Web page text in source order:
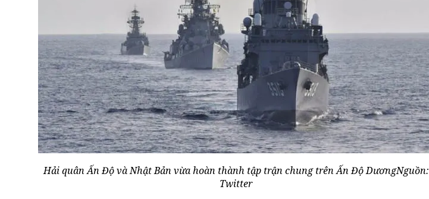
Hải quân Ấn Độ và Nhật Bản vừa hoàn thành tập trận chung trên Ấn Độ DươngNguồn:
Twitter